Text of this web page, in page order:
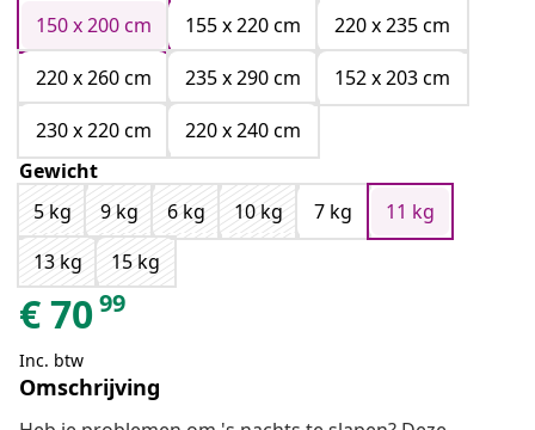
150 x 200 cm
155 x 220 cm
220 x 235 cm
220 x 260 cm
235 x 290 cm
152 x 203 cm
230 x 220 cm
220 x 240 cm
Gewicht
5 kg
9 kg 6 kg 10 kg 7 kg
11 kg
13 kg
15 kg
€7099
Inc. btw
Omschrijving